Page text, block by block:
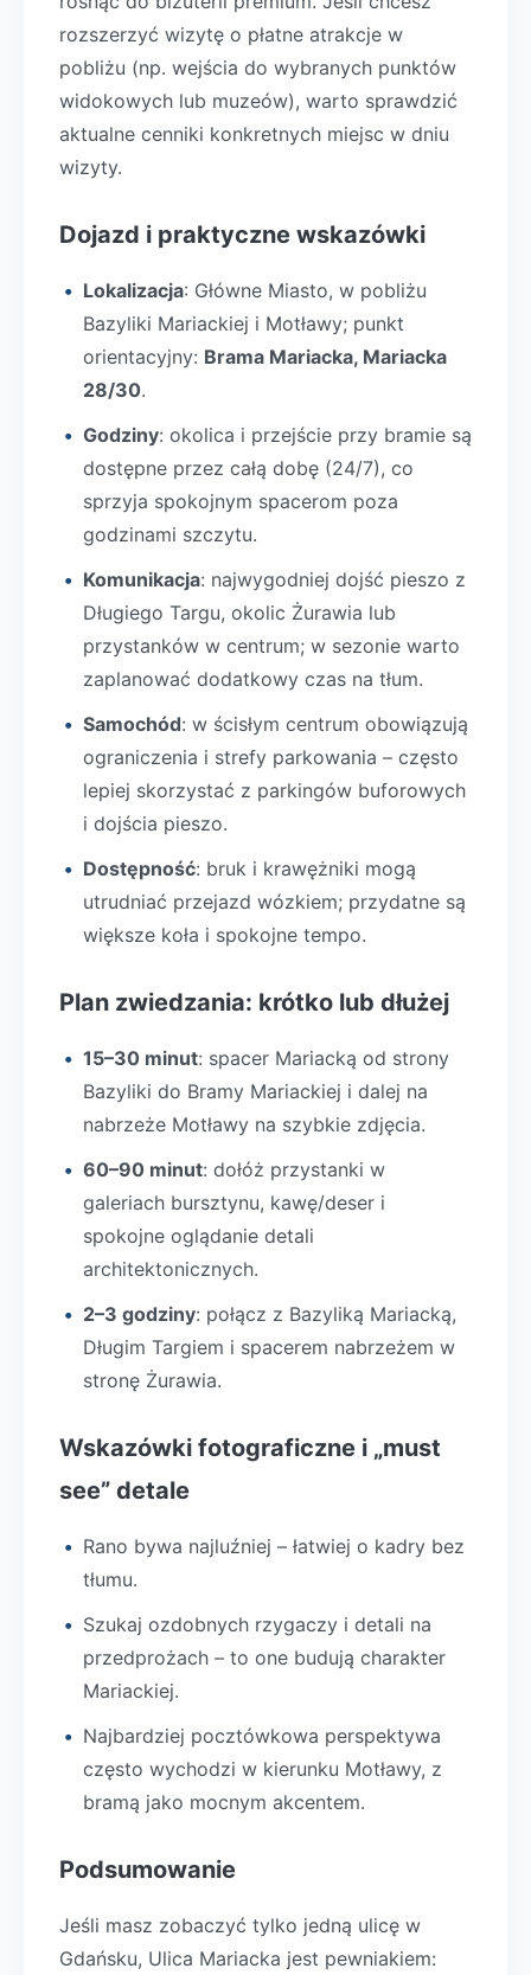
rozszerzyć wizytę o płatne atrakcje w
pobliżu (np. wejścia do wybranych punktów
widokowych lub muzeów), warto sprawdzić
aktualne cenniki konkretnych miejsc w dniu
wizyty.
Dojazd i praktyczne wskazówki
Lokalizacja: Główne Miasto, w pobliżu
Bazyliki Mariackiej i Motławy; punkt
orientacyjny: Brama Mariacka, Mariacka
28/30.
Godziny: okolica i przejście przy bramie są
dostępne przez całą dobę (24/7), co
sprzyja spokojnym spacerom poza
godzinami szczytu.
Komunikacja: najwygodniej dojść pieszo z
Długiego Targu, okolic Żurawia lub
przystanków w centrum; w sezonie warto
zaplanować dodatkowy czas na tłum.
Samochód: w ścisłym centrum obowiązują
ograniczenia i strefy parkowania – często
lepiej skorzystać z parkingów buforowych
i dojścia pieszo.
Dostępność: bruk i krawężniki mogą
utrudniać przejazd wózkiem; przydatne są
większe koła i spokojne tempo.
Plan zwiedzania: krótko lub dłużej
15–30 minut: spacer Mariacką od strony
Bazyliki do Bramy Mariackiej i dalej na
nabrzeże Motławy na szybkie zdjęcia.
60–90 minut: dołóż przystanki w
galeriach bursztynu, kawę/deser i
spokojne oglądanie detali
architektonicznych.
2–3 godziny: połącz z Bazyliką Mariacką,
Długim Targiem i spacerem nabrzeżem w
stronę Żurawia.
Wskazówki fotograficzne i „must
see” detale
Rano bywa najluźniej – łatwiej o kadry bez
tłumu.
Szukaj ozdobnych rzygaczy i detali na
przedprożach – to one budują charakter
Mariackiej.
Najbardziej pocztówkowa perspektywa
często wychodzi w kierunku Motławy, z
bramą jako mocnym akcentem.
Podsumowanie
Jeśli masz zobaczyć tylko jedną ulicę w
Gdańsku, Ulica Mariacka jest pewniakiem: